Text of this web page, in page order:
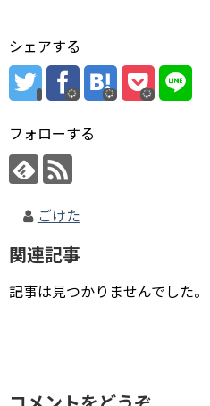
シェアする
フォローする
ごけた
関連記事
記事は見つかりませんでした。